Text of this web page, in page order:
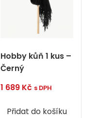
Hobby kůň 1 kus –
Černý
1 689 Kč s DPH
Přidat do košíku